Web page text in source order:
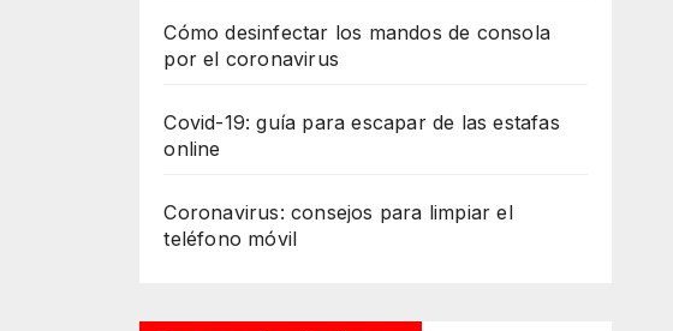
Cómo desinfectar los mandos de consola
por el coronavirus
Covid-19: guía para escapar de las estafas
online
Coronavirus: consejos para limpiar el
teléfono móvil